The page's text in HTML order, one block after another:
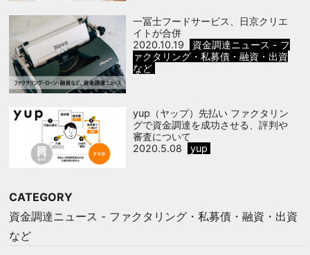
一冨士フードサービス、日京クリエ
イトが合併
2020.10.19
資金調達ニュース - フ
ァクタリング・私募債・融資・出資
など
yup（ヤップ）先払い ファクタリン
グで資金調達を成功させる、評判や
審査について
2020.5.08
yup
CATEGORY
資金調達ニュース - ファクタリング・私募債・融資・出資
など